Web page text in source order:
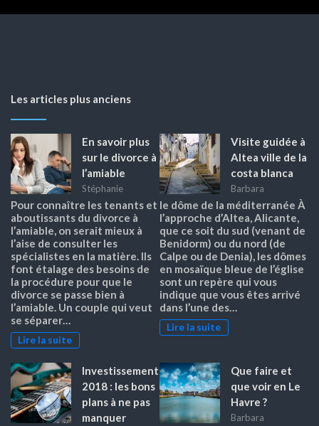
Les articles plus anciens
En savoir plus
sur le divorce à
l’amiable
Stéphanie
Pour connaître les tenants et
aboutissants du divorce à
l’amiable, on serait mieux à
l’aise de consulter les
spécialistes en la matière. Ils
font étalage des besoins de
la procédure pour que le
divorce se passe bien à
l’amiable. Un couple qui veut
se séparer…
Lire la suite
Visite guidée à
Altea ville de la
costa blanca
Barbara
le dôme de la méditerranée À
l’approche d’Altea, Alicante,
que ce soit du sud (venant de
Benidorm) ou du nord (de
Calpe ou de Denia), les dômes
en mosaïque bleue de l’église
sont un repère qui vous
indique que vous êtes arrivé
dans l’une des…
Lire la suite
Investissement
2018 : les bons
plans à ne pas
manquer
Que faire et
que voir en Le
Havre ?
Barbara